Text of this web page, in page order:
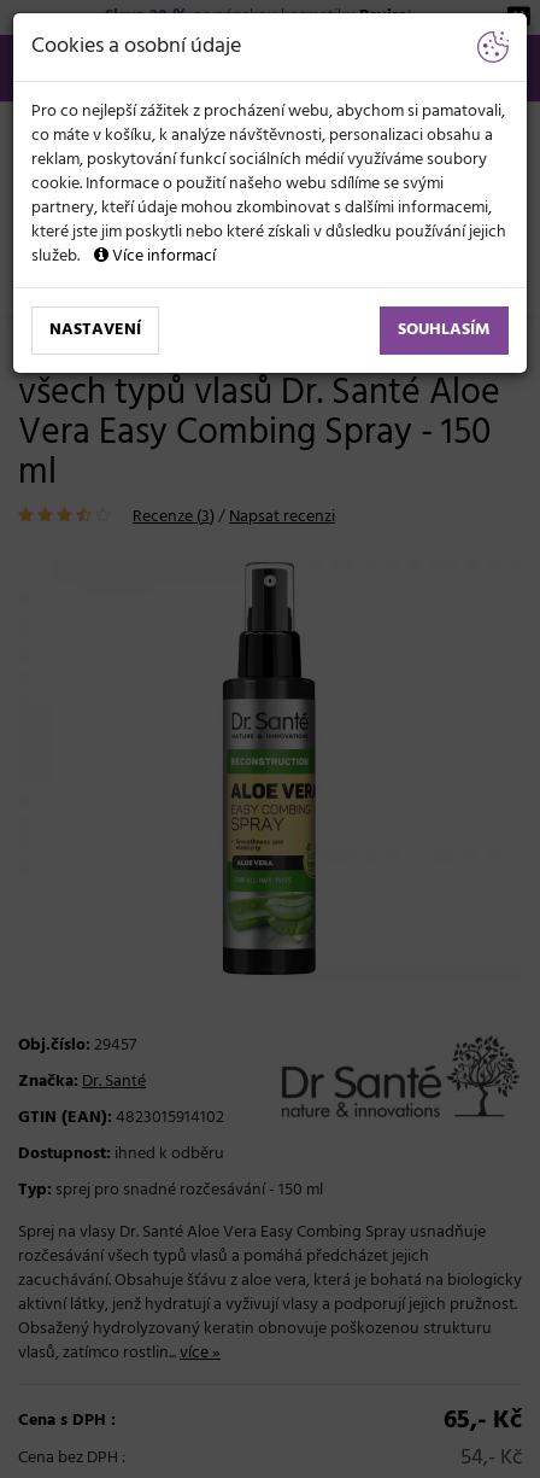
Sleva 20 %na pánskou kosmetikuBeviro!
566 440 099
info@svetkadernictvi.cz
Po−pá: 8−17
Vše o nákupu Kč
KATEGORIE
MENU
Vlasová kosmetika Sérum, mléka, spreje Suché vlasy
Sprej pro snadné rozčesávání
všech typů vlasů Dr. Santé Aloe
Vera Easy Combing Spray - 150
ml
Recenze (3)/Napsat recenzi
Obj.číslo:29457
Značka:Dr. Santé
GTIN (EAN):4823015914102
Dostupnost: ihned k odběru
Typ: sprej pro snadné rozčesávání - 150 ml
Sprej na vlasy Dr. Santé Aloe Vera Easy Combing Spray usnadňuje
rozčesávání všech typů vlasů a pomáhá předcházet jejich
zacuchávání. Obsahuje šťávu z aloe vera, která je bohatá na biologicky
aktivní látky, jenž hydratují a vyživují vlasy a podporují jejich pružnost.
Obsažený hydrolyzovaný keratin obnovuje poškozenou strukturu
vlasů, zatímco rostlin...více »
Cena s DPH : 65,- Kč
Cena bez DPH : 54,- Kč
Cookies a osobní údaje
Pro co nejlepší zážitek z procházení webu, abychom si pamatovali,
co máte v košíku, k analýze návštěvnosti, personalizaci obsahu a
reklam, poskytování funkcí sociálních médií využíváme soubory
cookie. Informace o použití našeho webu sdílíme se svými
partnery, kteří údaje mohou zkombinovat s dalšími informacemi,
které jste jim poskytli nebo které získali v důsledku používání jejich
služeb.
Více informací
NASTAVENÍ SOUHLASÍM